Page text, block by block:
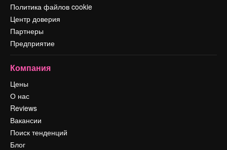
Политика файлов cookie
Центр доверия
Партнеры
Предприятие
Компания
Цены
О нас
Reviews
Вакансии
Поиск тенденций
Блог